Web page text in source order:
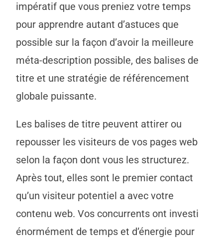
impératif que vous preniez votre temps
pour apprendre autant d’astuces que
possible sur la façon d’avoir la meilleure
méta-description possible, des balises de
titre et une stratégie de référencement
globale puissante.
Les balises de titre peuvent attirer ou
repousser les visiteurs de vos pages web
selon la façon dont vous les structurez.
Après tout, elles sont le premier contact
qu’un visiteur potentiel a avec votre
contenu web. Vos concurrents ont investi
énormément de temps et d’énergie pour